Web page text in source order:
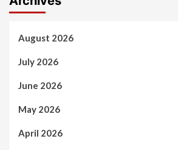
August 2026
July 2026
June 2026
May 2026
April 2026